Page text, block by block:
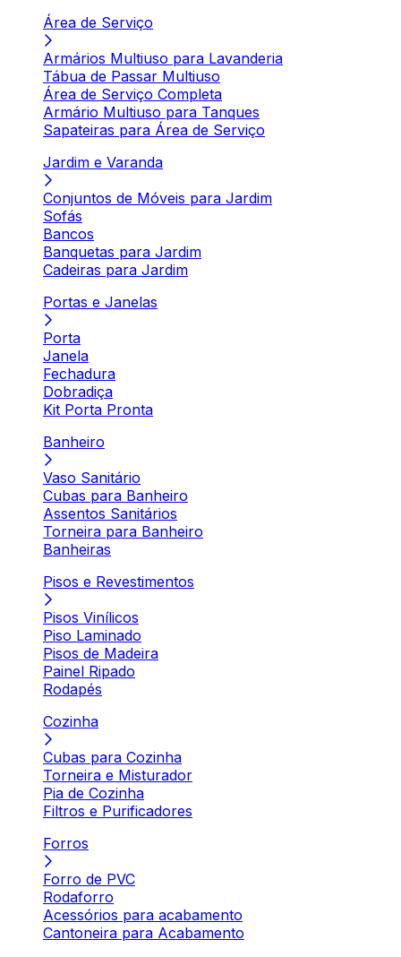
Área de Serviço
Armários Multiuso para Lavanderia
Tábua de Passar Multiuso
Área de Serviço Completa
Armário Multiuso para Tanques
Sapateiras para Área de Serviço
Jardim e Varanda
Conjuntos de Móveis para Jardim
Sofás
Bancos
Banquetas para Jardim
Cadeiras para Jardim
Portas e Janelas
Porta
Janela
Fechadura
Dobradiça
Kit Porta Pronta
Banheiro
Vaso Sanitário
Cubas para Banheiro
Assentos Sanitários
Torneira para Banheiro
Banheiras
Pisos e Revestimentos
Pisos Vinílicos
Piso Laminado
Pisos de Madeira
Painel Ripado
Rodapés
Cozinha
Cubas para Cozinha
Torneira e Misturador
Pia de Cozinha
Filtros e Purificadores
Forros
Forro de PVC
Rodaforro
Acessórios para acabamento
Cantoneira para Acabamento